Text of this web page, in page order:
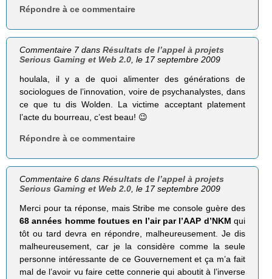
Répondre à ce commentaire
Commentaire 7 dansRésultats de l’appel à projets
Serious Gaming et Web 2.0 , le 17 septembre 2009
houlala, il y a de quoi alimenter des générations de
sociologues de l’innovation, voire de psychanalystes, dans
ce que tu dis Wolden. La victime acceptant platement
l’acte du bourreau, c’est beau! 😉
Répondre à ce commentaire
Commentaire 6 dansRésultats de l’appel à projets
Serious Gaming et Web 2.0 , le 17 septembre 2009
Merci pour ta réponse, mais Stribe me console guère des
68 années homme foutues en l’air par l’AAP d’NKM qui
tôt ou tard devra en répondre, malheureusement. Je dis
malheureusement, car je la considère comme la seule
personne intéressante de ce Gouvernement et ça m’a fait
mal de l’avoir vu faire cette connerie qui aboutit à l’inverse